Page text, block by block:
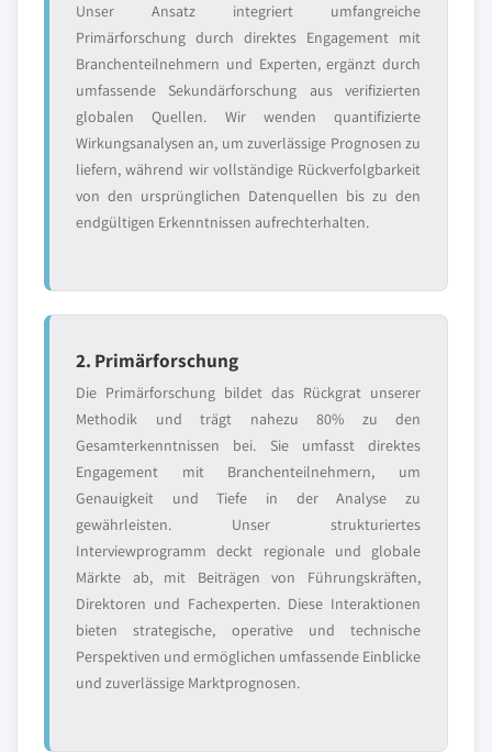
Unser Ansatz integriert umfangreiche
Primärforschung durch direktes Engagement mit
Branchenteilnehmern und Experten, ergänzt durch
umfassende Sekundärforschung aus verifizierten
globalen Quellen. Wir wenden quantifizierte
Wirkungsanalysen an, um zuverlässige Prognosen zu
liefern, während wir vollständige Rückverfolgbarkeit
von den ursprünglichen Datenquellen bis zu den
endgültigen Erkenntnissen aufrechterhalten.
2. Primärforschung
Die Primärforschung bildet das Rückgrat unserer
Methodik und trägt nahezu 80% zu den
Gesamterkenntnissen bei. Sie umfasst direktes
Engagement mit Branchenteilnehmern, um
Genauigkeit und Tiefe in der Analyse zu
gewährleisten. Unser strukturiertes
Interviewprogramm deckt regionale und globale
Märkte ab, mit Beiträgen von Führungskräften,
Direktoren und Fachexperten. Diese Interaktionen
bieten strategische, operative und technische
Perspektiven und ermöglichen umfassende Einblicke
und zuverlässige Marktprognosen.